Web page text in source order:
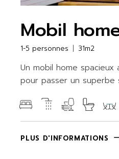
Mobil
1-5 personnes 31m2
Un mobil home
pour passer un superbe
PLUS D'INFORMATIONS